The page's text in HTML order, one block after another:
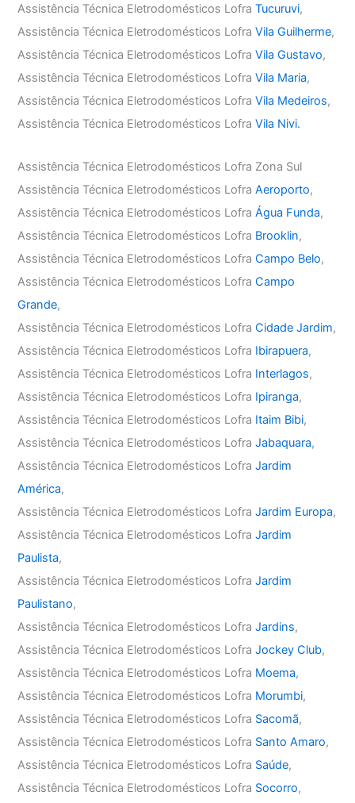
Assistência Técnica Eletrodomésticos LofraTucuruvi,
Assistência Técnica Eletrodomésticos LofraVila Guilherme,
Assistência Técnica Eletrodomésticos LofraVila Gustavo,
Assistência Técnica Eletrodomésticos LofraVila Maria,
Assistência Técnica Eletrodomésticos LofraVila Medeiros,
Assistência Técnica Eletrodomésticos LofraVila Nivi.
Assistência Técnica Eletrodomésticos Lofra Zona Sul
Assistência Técnica Eletrodomésticos LofraAeroporto,
Assistência Técnica Eletrodomésticos LofraÁgua Funda,
Assistência Técnica Eletrodomésticos Lofra Brooklin,
Assistência Técnica Eletrodomésticos LofraCampo Belo,
Assistência Técnica Eletrodomésticos LofraCampo
Grande,
Assistência Técnica Eletrodomésticos LofraCidade Jardim,
Assistência Técnica Eletrodomésticos Lofra Ibirapuera,
Assistência Técnica Eletrodomésticos Lofra Interlagos,
Assistência Técnica Eletrodomésticos Lofra Ipiranga,
Assistência Técnica Eletrodomésticos Lofra Itaim Bibi,
Assistência Técnica Eletrodomésticos LofraJabaquara,
Assistência Técnica Eletrodomésticos LofraJardim
América,
Assistência Técnica Eletrodomésticos LofraJardim Europa,
Assistência Técnica Eletrodomésticos LofraJardim
Paulista,
Assistência Técnica Eletrodomésticos LofraJardim
Paulistano,
Assistência Técnica Eletrodomésticos LofraJardins,
Assistência Técnica Eletrodomésticos LofraJockey Club,
Assistência Técnica Eletrodomésticos Lofra Moema,
Assistência Técnica Eletrodomésticos Lofra Morumbi,
Assistência Técnica Eletrodomésticos Lofra Sacomã,
Assistência Técnica Eletrodomésticos Lofra Santo Amaro,
Assistência Técnica Eletrodomésticos Lofra Saúde,
Assistência Técnica Eletrodomésticos Lofra Socorro,